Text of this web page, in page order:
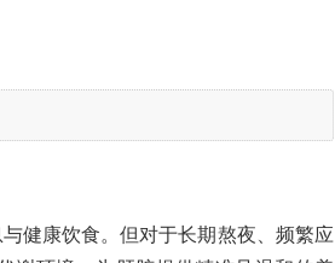
健康饮食。但对于长期熬夜、频繁应